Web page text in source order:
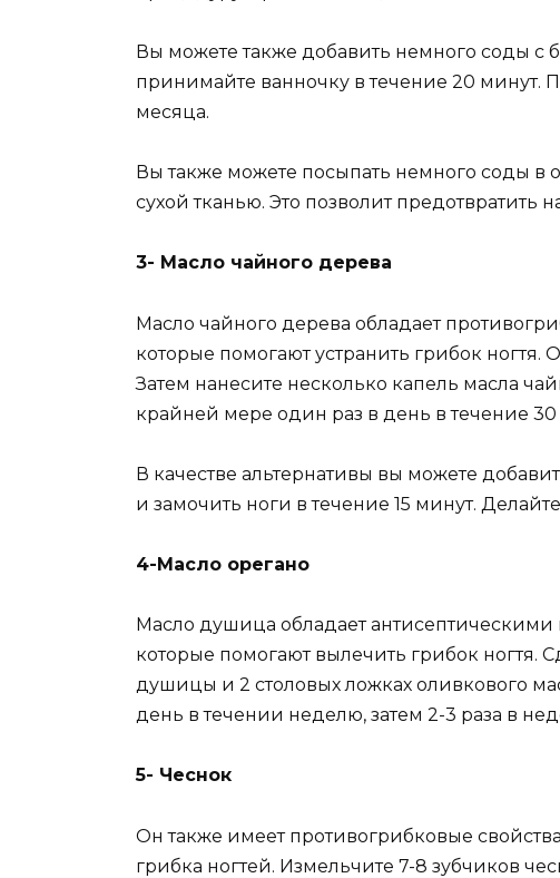
Вы можете также добавить немного соды с
принимайте ванночку в течение 20 минут.
месяца.
Вы также можете посыпать немного соды в
сухой тканью. Это позволит предотвратить
3- Масло чайного дерева
Масло чайного дерева обладает
которые помогают устранить грибок ногтя.
Затем нанесите несколько капель масла
крайней мере один раз в день в течение
В качестве альтернативы вы можете
и замочить ноги в течение 15 минут.
4-Масло орегано
Масло душица обладает
которые помогают вылечить грибок ногтя.
душицы и 2 столовых ложках оливкового
день в течении неделю, затем 2-3 раза в
5- Чеснок
Он также имеет противогрибковые
грибка ногтей. Измельчите 7-8 зубчиков